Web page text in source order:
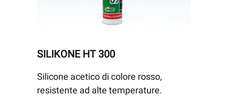
SILIKONE HT 300
Silicone acetico di colore rosso,
resistente ad alte temperature.